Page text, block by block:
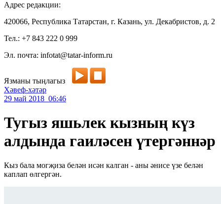
Адрес редакции:
420066, Республика Татарстан, г. Казань, ул. Декабристов, д. 2
Тел.: +7 843 222 0 999
Эл. почта: infotat@tatar-inform.ru
Язманы тыңлагыз
Хәвеф-хәтәр
29 май 2018 06:46
Тугыз яшьлек кызның күз
алдында гаиләсен үтергәннәр
Кыз бала могҗиза белән исән калган - аны әнисе үзе белән
каплап өлгергән.